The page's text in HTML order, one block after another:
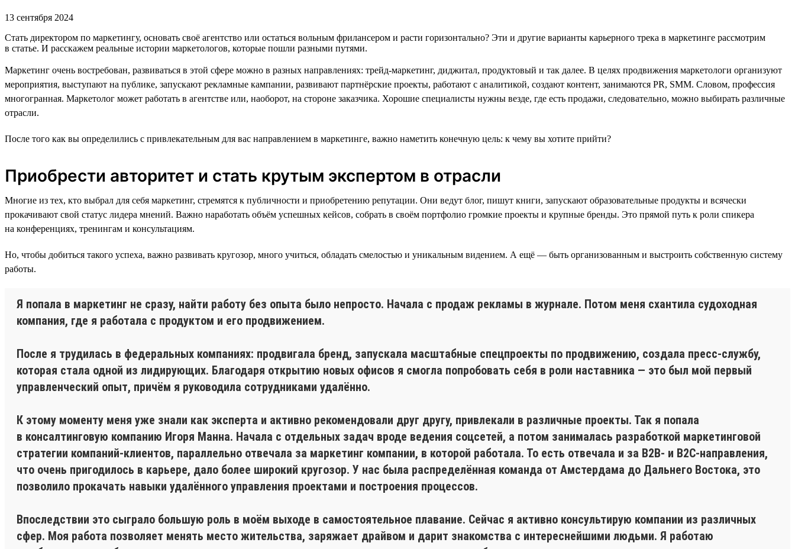
13 сентября 2024
Стать директором по маркетингу, основать своё агентство или остаться вольным фрилансером и расти горизонтально? Эти и другие варианты карьерного трека в маркетинге рассмотрим
в статье. И расскажем реальные истории маркетологов, которые пошли разными путями.
Маркетинг очень востребован, развиваться в этой сфере можно в разных направлениях: трейд-маркетинг, диджитал, продуктовый и так далее. В целях продвижения маркетологи организуют
мероприятия, выступают на публике, запускают рекламные кампании, развивают партнёрские проекты, работают с аналитикой, создают контент, занимаются PR, SMM. Словом, профессия
многогранная. Маркетолог может работать в агентстве или, наоборот, на стороне заказчика. Хорошие специалисты нужны везде, где есть продажи, следовательно, можно выбирать различные
отрасли.
После того как вы определились с привлекательным для вас направлением в маркетинге, важно наметить конечную цель: к чему вы хотите прийти?
Приобрести авторитет и стать крутым экспертом в отрасли
Многие из тех, кто выбрал для себя маркетинг, стремятся к публичности и приобретению репутации. Они ведут блог, пишут книги, запускают образовательные продукты и всячески
прокачивают свой статус лидера мнений. Важно наработать объём успешных кейсов, собрать в своём портфолио громкие проекты и крупные бренды. Это прямой путь к роли спикера
на конференциях, тренингам и консультациям.
Но, чтобы добиться такого успеха, важно развивать кругозор, много учиться, обладать смелостью и уникальным видением. А ещё — быть организованным и выстроить собственную систему
работы.
Я попала в маркетинг не сразу, найти работу без опыта было непросто. Начала с продаж рекламы в журнале. Потом меня схантила судоходная
компания, где я работала с продуктом и его продвижением.
После я трудилась в федеральных компаниях: продвигала бренд, запускала масштабные спецпроекты по продвижению, создала пресс-службу,
которая стала одной из лидирующих. Благодаря открытию новых офисов я смогла попробовать себя в роли наставника — это был мой первый
управленческий опыт, причём я руководила сотрудниками удалённо.
К этому моменту меня уже знали как эксперта и активно рекомендовали друг другу, привлекали в различные проекты. Так я попала
в консалтинговую компанию Игоря Манна. Начала с отдельных задач вроде ведения соцсетей, а потом занималась разработкой маркетинговой
стратегии компаний-клиентов, параллельно отвечала за маркетинг компании, в которой работала. То есть отвечала и за B2B- и B2C-направления,
что очень пригодилось в карьере, дало более широкий кругозор. У нас была распределённая команда от Амстердама до Дальнего Востока, это
позволило прокачать навыки удалённого управления проектами и построения процессов.
Впоследствии это сыграло большую роль в моём выходе в самостоятельное плавание. Сейчас я активно консультирую компании из различных
сфер. Моя работа позволяет менять место жительства, заряжает драйвом и дарит знакомства с интереснейшими людьми. Я работаю